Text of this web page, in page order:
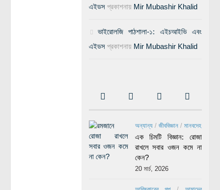
এইডসপ্রকাশনায় Mir Mubashir Khalid
ভাইরোলজি পাঠশালা-১: এইচআইভি এবং
এইডসপ্রকাশনায় Mir Mubashir Khalid
অন্যান্য/ জীববিজ্ঞান/ মানবদেহ
এক চিমটি বিজ্ঞান: রোজা
রাখলে সবার ওজন কমে না
কেন?
20 মার্চ, 2026